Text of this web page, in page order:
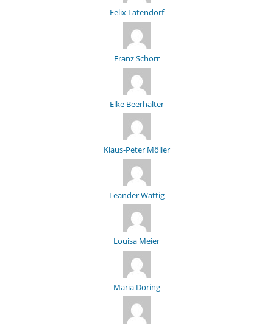
Felix Latendorf
Franz Schorr
Elke Beerhalter
Klaus-Peter Möller
Leander Wattig
Louisa Meier
Maria Döring